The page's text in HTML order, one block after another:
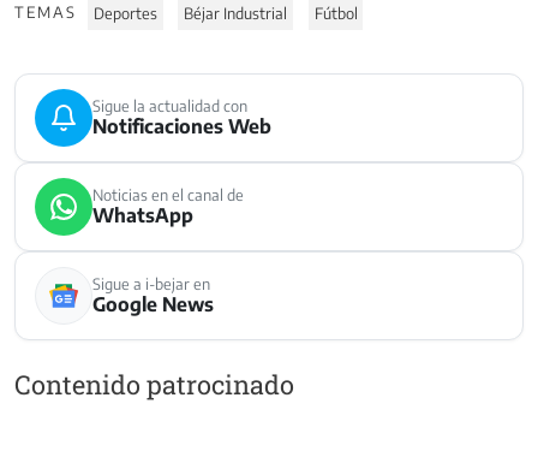
TEMAS Deportes Béjar Industrial Fútbol
Sigue la actualidad con
Notificaciones Web
Noticias en el canal de
WhatsApp
Sigue a i-bejar en
Google News
Contenido patrocinado